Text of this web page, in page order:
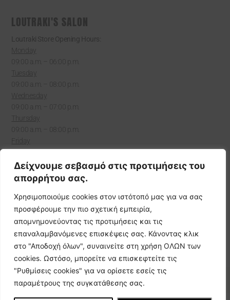
Δείχνουμε σεβασμό στις προτιμήσεις του
απορρήτου σας.
Χρησιμοποιούμε cookies στον ιστότοπό μας για να σας
προσφέρουμε την πιο σχετική εμπειρία,
απομνημονεύοντας τις προτιμήσεις και τις
επαναλαμβανόμενες επισκέψεις σας. Κάνοντας κλικ
στο "Αποδοχή όλων", συναινείτε στη χρήση ΟΛΩΝ των
cookies. Ωστόσο, μπορείτε να επισκεφτείτε τις
"Ρυθμίσεις cookies" για να ορίσετε εσείς τις
παραμέτρους της συγκατάθεσης σας.
LOUTRAKI'S SALON
Loutraki Store Opening Hours:
Monday
09:00 a.m. – 06:00 p.m.
Tuesday
09:00 a.m. – 08:00 p.m.
Wednesday
09:00 a.m. – 07:00 p.m.
Thursday
09:00 a.m. – 08:00 p.m.
Friday
Saturday
9:00 a.m. – 7:00 p.m.
Sunday
Closed
© Joanna's Hair & Beauty Salon 2026